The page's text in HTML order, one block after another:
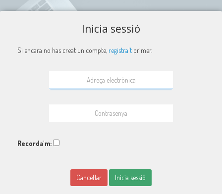
Inicia sessió
Si encara no has creat un compte, registra't primer.
Recorda'm:
Cancel·lar Inicia sessió